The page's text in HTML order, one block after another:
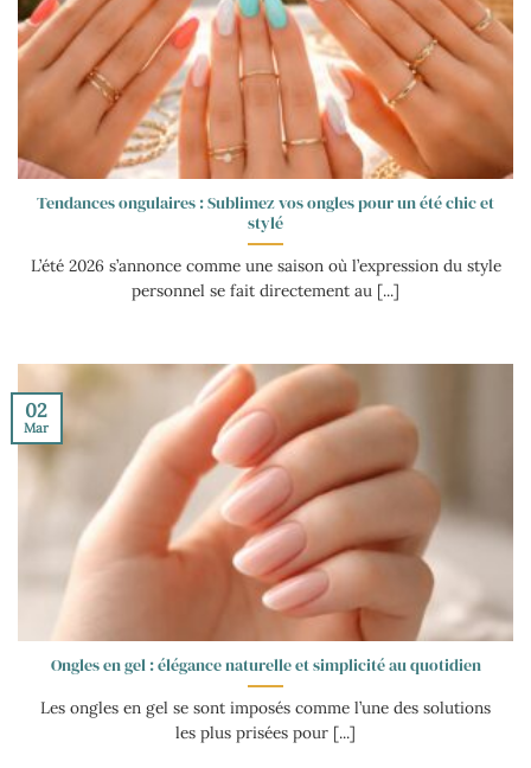
Tendances ongulaires : Sublimez vos ongles pour un été chic et
stylé
L’été 2026 s’annonce comme une saison où l’expression du style
personnel se fait directement au [...]
Ongles en gel : élégance naturelle et simplicité au quotidien
Les ongles en gel se sont imposés comme l’une des solutions
les plus prisées pour [...]
02
Mar